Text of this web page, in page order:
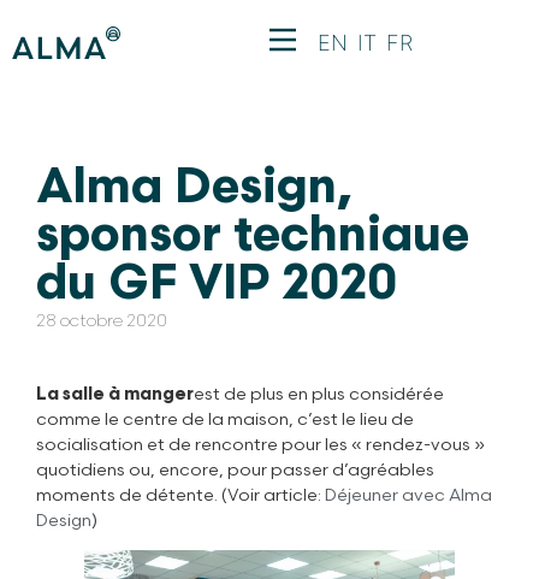
EN IT FR
Alma Design,
sponsor techniaue
du GF VIP 2020
28 octobre 2020
La salle à mangerest de plus en plus considérée
comme le centre de la maison, c’est le lieu de
socialisation et de rencontre pour les « rendez-vous »
quotidiens ou, encore, pour passer d’agréables
moments de détente. (Voir article: Déjeuner avec Alma
Design)